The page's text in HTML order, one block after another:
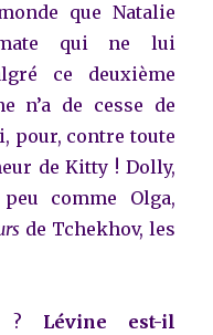
que Natalie
qui ne lui
ce deuxième
n’a de cesse de
pour, contre toute
de Kitty ! Dolly,
comme Olga,
de Tchekhov, les
? Lévine est-il